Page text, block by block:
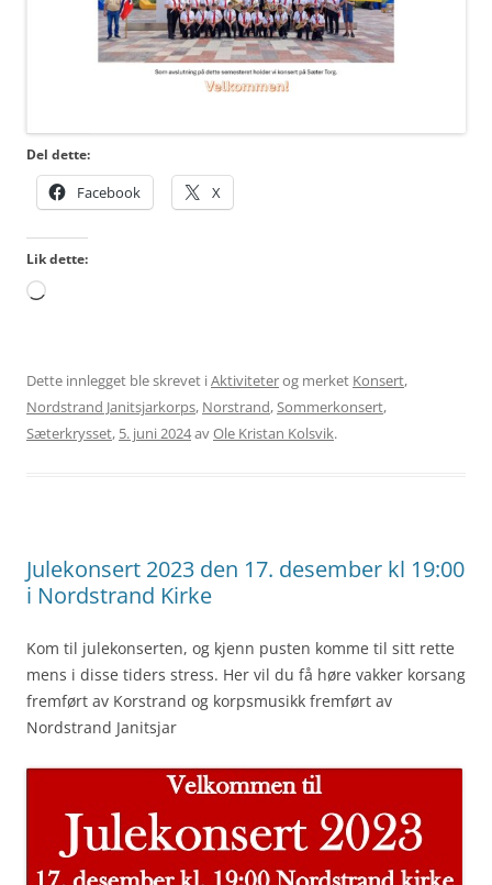
Del dette:
Facebook X
Lik dette:
Laster
Dette innlegget ble skrevet iAktiviteterog merket Konsert,
Nordstrand Janitsjarkorps, Norstrand,Sommerkonsert,
Sæterkrysset, 5. juni 2024avOle Kristan Kolsvik.
Julekonsert 2023 den 17. desember kl 19:00
i Nordstrand Kirke
Kom til julekonserten, og kjenn pusten komme til sitt rette
mens i disse tiders stress. Her vil du få høre vakker korsang
fremført av Korstrand og korpsmusikk fremført av
Nordstrand Janitsjar